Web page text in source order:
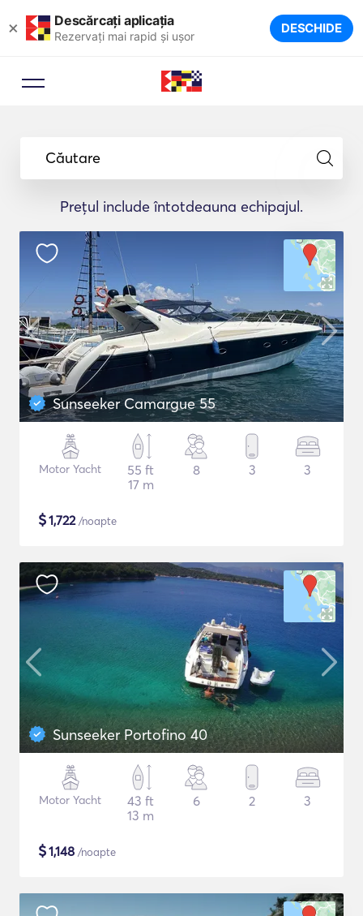
× Descărcați aplicația
Rezervați mai rapid și ușor DESCHIDE
Căutare
Prețul include întotdeauna echipajul.
Sunseeker Camargue 55
Motor Yacht
55 ft
17 m
8 3 3
$1,722/noapte
Sunseeker Portofino 40
Motor Yacht
43 ft
13 m
6 2 3
$1,148 /noapte